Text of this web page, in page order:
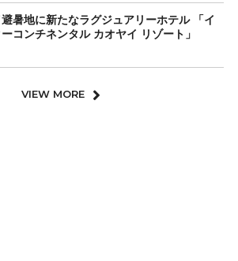
暑地に新たなラグジュアリーホテル 「イ
コンチネンタル カオヤイ リゾート」
VIEW MORE